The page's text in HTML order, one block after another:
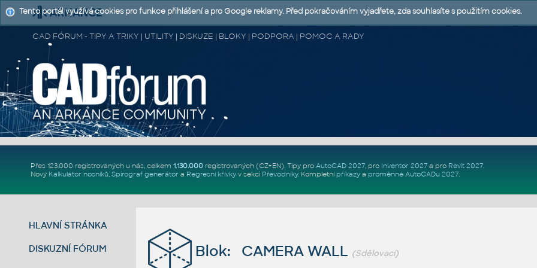
CAD FÓRUM - TIPY A TRIKY | UTILITY | DISKUZE | BLOKY | PODPORA | POMOC A RADY
Přes 123.000 registrovaných u nás, celkem 1.130.000registrovaných (CZ+EN). Tipy pro AutoCAD 2027, pro Inventor 2027a pro Revit 2027.
Nový Kalkulátor nosníků, Spirograf generátor a Regresní křivkyv sekci Převodníky. Kompletní příkazya proměnné AutoCADu 2027.
HLAVNÍ STRÁNKA
DISKUZNÍ FÓRUM Blok: CAMERA WALL (Sdělovací)
Tento portál využívá cookies pro funkce přihlášení a pro Google reklamy. Před pokračováním vyjadřete, zda souhlasíte s použitím cookies.